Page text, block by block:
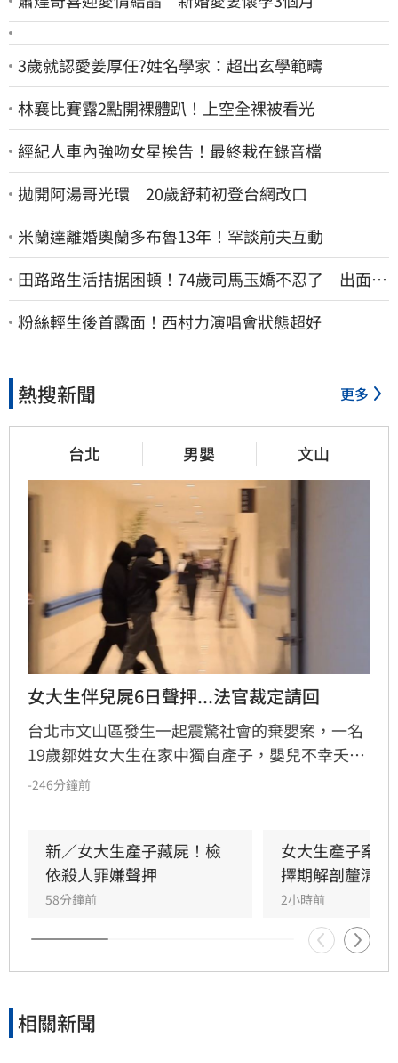
3歲就認愛姜厚任?姓名學家：超出玄學範疇
林襄比賽露2點開裸體趴！上空全裸被看光
經紀人車內強吻女星挨告！最終栽在錄音檔
拋開阿湯哥光環 20歲舒莉初登台網改口
米蘭達離婚奧蘭多布魯13年！罕談前夫互動
田路路生活拮据困頓！74歲司馬玉嬌不忍了 出面疾
呼1事
粉絲輕生後首露面！西村力演唱會狀態超好
熱搜新聞 更多
台北 男嬰 文山
女大生伴兒屍6日聲押...法官裁定請回
台北市文山區發生一起震驚社會的棄嬰案，一名
19歲鄒姓女大生在家中獨自產子，嬰兒不幸夭折
後，她竟將遺體藏於房內數日，直至飄散異味才
女雖涉犯殺人罪嫌重大，且有湮滅證據之虞遭檢
方聲請羈押，但台北地方法院審理後，認定其無
逃亡之虞，裁定無保請回。此案揭露了年輕女性
隱匿懷孕的社會隱憂，全案目前正由檢警深入調
查中，釐清嬰兒死亡真相與鄒女當時的犯罪動
機，後續司法進度備受各界高度關注。
-246分鐘前
新／女大生產子藏屍！檢
依殺人罪嫌聲押
58分鐘前
女大生產子案
擇期解剖釐清死
2小時前
相關新聞